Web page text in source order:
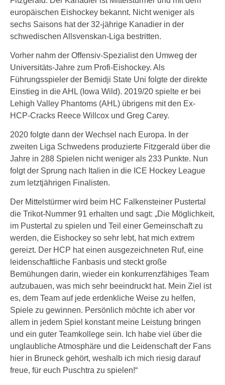
europäischen Eishockey bekannt. Nicht weniger als
sechs Saisons hat der 32-jährige Kanadier in der
schwedischen Allsvenskan-Liga bestritten.
Vorher nahm der Offensiv-Spezialist den Umweg der
Universitäts-Jahre zum Profi-Eishockey. Als
Führungsspieler der Bemidji State Uni folgte der direkte
Einstieg in die AHL (Iowa Wild). 2019/20 spielte er bei
Lehigh Valley Phantoms (AHL) übrigens mit den Ex-
HCP-Cracks Reece Willcox und Greg Carey.
2020 folgte dann der Wechsel nach Europa. In der
zweiten Liga Schwedens produzierte Fitzgerald über die
Jahre in 288 Spielen nicht weniger als 233 Punkte. Nun
folgt der Sprung nach Italien in die ICE Hockey League
zum letztjährigen Finalisten.
Der Mittelstürmer wird beim HC Falkensteiner Pustertal
die Trikot-Nummer 91 erhalten und sagt: „Die Möglichkeit,
im Pustertal zu spielen und Teil einer Gemeinschaft zu
werden, die Eishockey so sehr lebt, hat mich extrem
gereizt. Der HCP hat einen ausgezeichneten Ruf, eine
leidenschaftliche Fanbasis und steckt große
Bemühungen darin, wieder ein konkurrenzfähiges Team
aufzubauen, was mich sehr beeindruckt hat. Mein Ziel ist
es, dem Team auf jede erdenkliche Weise zu helfen,
Spiele zu gewinnen. Persönlich möchte ich aber vor
allem in jedem Spiel konstant meine Leistung bringen
und ein guter Teamkollege sein. Ich habe viel über die
unglaubliche Atmosphäre und die Leidenschaft der Fans
hier in Bruneck gehört, weshalb ich mich riesig darauf
freue, für euch Puschtra zu spielen!“